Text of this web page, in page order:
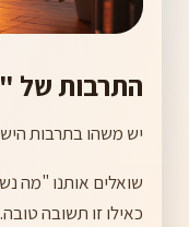
התרבות של
יש משהו בתרבות
שואלים אותנו "מה
כאילו זו תשובה